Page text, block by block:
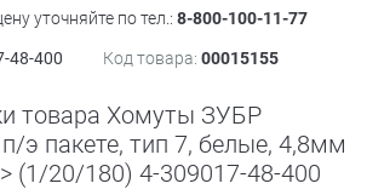
уточняйте по тел.: 8-800-100-11-77
48-400 Код товара: 00015155
товара Хомуты ЗУБР
э пакете, тип 7, белые, 4,8мм
(1/20/180) 4-309017-48-400